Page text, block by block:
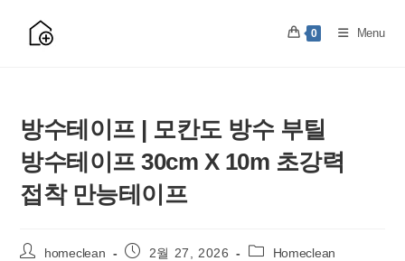
0 Menu
방수테이프 | 모칸도 방수 부틸
방수테이프 30cm X 10m 초강력
접착 만능테이프
Post
homeclean
Post
2월 27, 2026
Post
Homeclean